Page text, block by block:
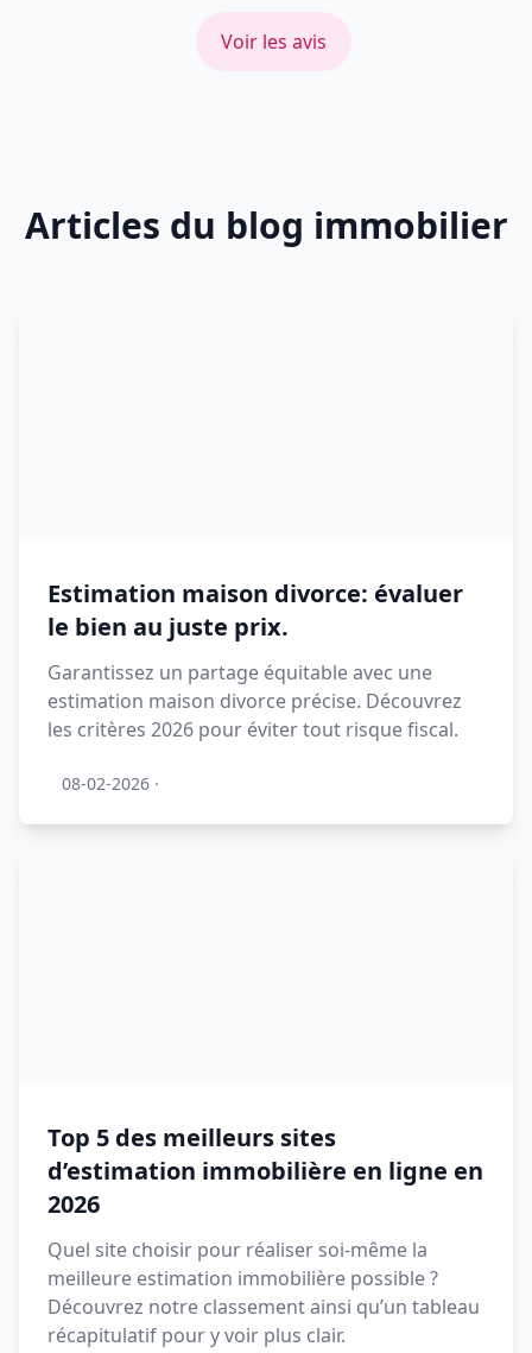
Voir les avis
Articles du blog immobilier
Estimation maison divorce: évaluer
le bien au juste prix.
Garantissez un partage équitable avec une
estimation maison divorce précise. Découvrez
les critères 2026 pour éviter tout risque fiscal.
08-02-2026 ·
Top 5 des meilleurs sites
d’estimation immobilière en ligne en
2026
Quel site choisir pour réaliser soi-même la
meilleure estimation immobilière possible ?
Découvrez notre classement ainsi qu’un tableau
récapitulatif pour y voir plus clair.